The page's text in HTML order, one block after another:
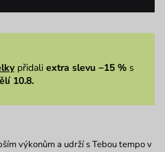
přidali extra slevu −15 %s
10.8.
výkonům a udrží s Tebou tempo v